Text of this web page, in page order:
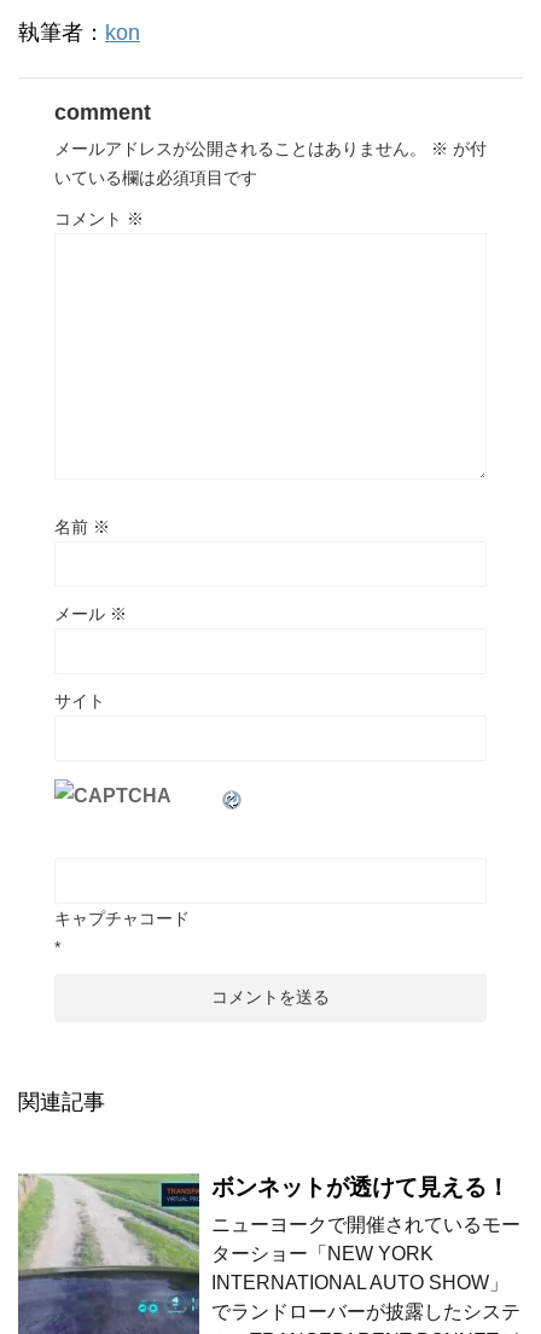
執筆者： kon
comment
メールアドレスが公開されることはありません。 ※ が付
いている欄は必須項目です
コメント ※
名前 ※
メール ※
サイト
キャプチャコード
*
関連記事
ボンネットが透けて見える！
ニューヨークで開催されているモー
ターショー「NEW YORK
INTERNATIONAL AUTO SHOW」
でランドローバーが披露したシステ